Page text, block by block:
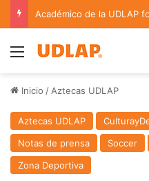
Menu
Inicio / Aztecas UDLAP
Aztecas UDLAP
Notas de prensa
Soccer
Zona Deportiva